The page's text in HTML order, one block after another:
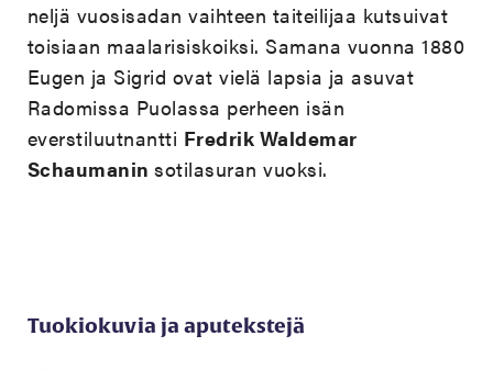
neljä vuosisadan vaihteen taiteilijaa kutsuivat
toisiaan maalarisiskoiksi. Samana vuonna 1880
Eugen ja Sigrid ovat vielä lapsia ja asuvat
Radomissa Puolassa perheen isän
everstiluutnantti Fredrik Waldemar
Schaumaninsotilasuran vuoksi.
Tuokiokuvia ja aputekstejä